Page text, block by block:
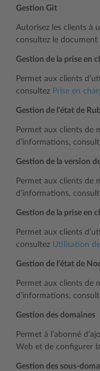
Gestion Git
Autorisez les clients à
consultez le document
Gestion de la prise en
Permet aux clients
consultez Prise en
Gestion de l’état de
Permet aux clients de
d’informations,
Gestion de la version
Permet aux clients de
d’informations,
Gestion de la prise en
Permet aux clients
consultez Utilisation
Gestion de l’état de
Permet aux clients de
d’informations,
Gestion des domaines
Permet à l’abonné
Web et de configurer
Gestion des sous-